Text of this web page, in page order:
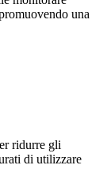
una
ridurre gli
di utilizzare